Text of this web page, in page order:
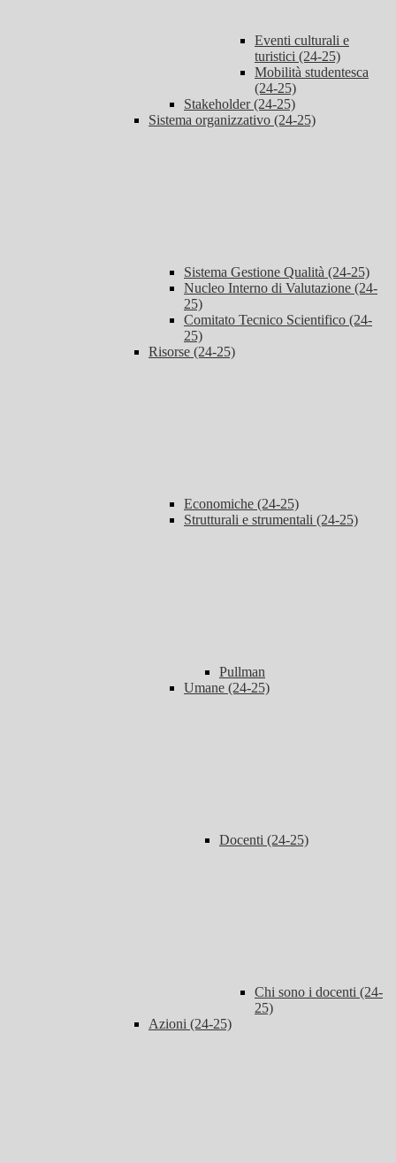
Eventi culturali e
turistici (24-25)
Mobilità studentesca
(24-25)
Stakeholder (24-25)
Sistema organizzativo (24-25)
Sistema Gestione Qualità (24-25)
Nucleo Interno di Valutazione (24-
25)
Comitato Tecnico Scientifico (24-
25)
Risorse (24-25)
Economiche (24-25)
Strutturali e strumentali (24-25)
Pullman
Umane (24-25)
Docenti (24-25)
Chi sono i docenti (24-
25)
Azioni (24-25)